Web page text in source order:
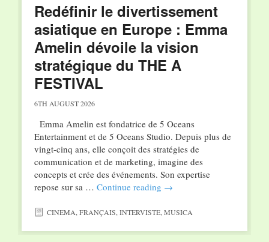
Redéfinir le divertissement
asiatique en Europe : Emma
Amelin dévoile la vision
stratégique du THE A
FESTIVAL
6TH AUGUST 2026
Emma Amelin est fondatrice de 5 Oceans
Entertainment et de 5 Oceans Studio. Depuis plus de
vingt-cinq ans, elle conçoit des stratégies de
communication et de marketing, imagine des
concepts et crée des événements. Son expertise
repose sur sa … Continue reading →
CINEMA,FRANÇAIS,INTERVISTE,MUSICA